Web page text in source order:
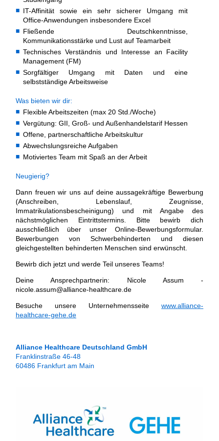
IT-Affinität sowie ein sehr sicherer Umgang mit
Office-Anwendungen insbesondere Excel
Fließende Deutschkenntnisse,
Kommunikationsstärke und Lust auf Teamarbeit
Technisches Verständnis und Interesse an Facility
Management (FM)
Sorgfältiger Umgang mit Daten und eine
selbstständige Arbeitsweise
Was bieten wir dir:
Flexible Arbeitszeiten (max 20 Std./Woche)
Vergütung: GII, Groß- und Außenhandelstarif Hessen
Offene, partnerschaftliche Arbeitskultur
Abwechslungsreiche Aufgaben
Motiviertes Team mit Spaß an der Arbeit
Neugierig?
Dann freuen wir uns auf deine aussagekräftige Bewerbung
(Anschreiben, Lebenslauf, Zeugnisse,
Immatrikulationsbescheinigung) und mit Angabe des
nächstmöglichen Eintrittstermins. Bitte bewirb dich
ausschließlich über unser Online-Bewerbungsformular.
Bewerbungen von Schwerbehinderten und diesen
gleichgestellten behinderten Menschen sind erwünscht.
Bewirb dich jetzt und werde Teil unseres Teams!
Deine Ansprechpartnerin: Nicole Assum -
nicole.assum@alliance-healthcare.de
Besuche unsere Unternehmensseite www.alliance-
healthcare-gehe.de
Alliance Healthcare Deutschland GmbH
Franklinstraße 46-48
60486 Frankfurt am Main